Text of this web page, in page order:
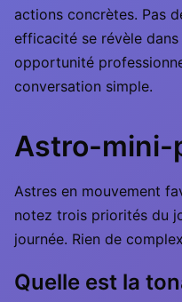
actions concrètes. Pas
efficacité se révèle
opportunité
conversation simple.
Astro-mini-
Astres en mouvement
notez trois priorités du
journée. Rien de
Quelle est la